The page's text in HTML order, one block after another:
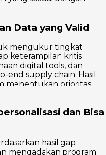
Data yang Valid
mengukur tingkat
keterampilan kritis
digital tools, dan
end supply chain. Hasil
menentukan prioritas
dan Bisa
hasil gap
mengadakan program